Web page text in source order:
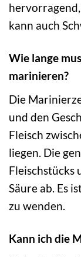
kann auch
Wie lange
marinieren?
Die
und den
Fleisch
liegen. Die
Fleischstücks
Säure ab. Es
zu wenden.
Kann ich die